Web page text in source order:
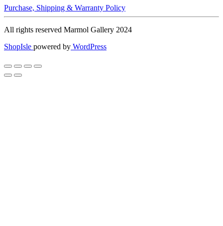
Purchase, Shipping & Warranty Policy
All rights reserved Marmol Gallery 2024
ShopIsle powered by WordPress